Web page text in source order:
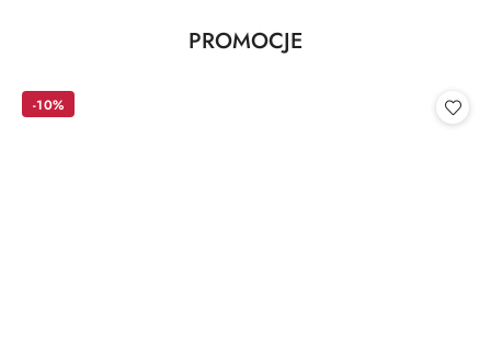
Pomiń karuzelę produktów
Produkty
PROMOCJE
-10%